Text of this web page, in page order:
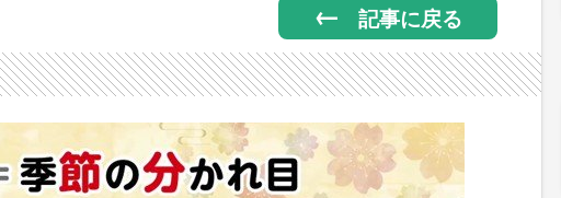
記事に戻る